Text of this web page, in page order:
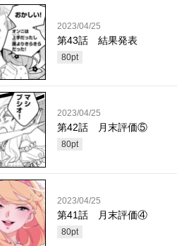
2023/04/25
第43話 結果発表
80pt
2023/04/25
第42話 月末評価⑤
80pt
2023/04/25
第41話 月末評価④
80pt